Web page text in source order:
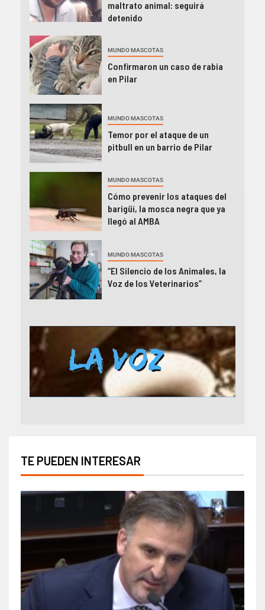
maltrato animal: seguirá
detenido
MUNDO MASCOTAS
Confirmaron un caso de rabia
en Pilar
MUNDO MASCOTAS
Temor por el ataque de un
pitbull en un barrio de Pilar
MUNDO MASCOTAS
Cómo prevenir los ataques del
barigüí, la mosca negra que ya
llegó al AMBA
MUNDO MASCOTAS
“El Silencio de los Animales, la
Voz de los Veterinarios”
TE PUEDEN INTERESAR